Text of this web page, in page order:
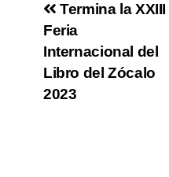
Termina la XXIII
Feria
Internacional del
Libro del Zócalo
2023